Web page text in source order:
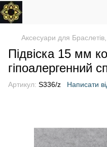
Аксесуари для
Підвіска 15 мм
гіпоалергенний
Артикул: S336/z Написати